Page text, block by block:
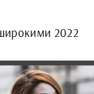
2022